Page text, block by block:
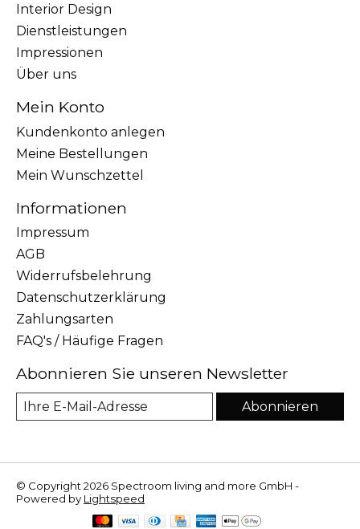
Interior Design
Dienstleistungen
Impressionen
Über uns
Mein Konto
Kundenkonto anlegen
Meine Bestellungen
Mein Wunschzettel
Informationen
Impressum
AGB
Widerrufsbelehrung
Datenschutzerklärung
Zahlungsarten
FAQ's / Häufige Fragen
Abonnieren Sie unseren Newsletter
Abonnieren
© Copyright 2026 Spectroom living and more GmbH -
Powered by Lightspeed